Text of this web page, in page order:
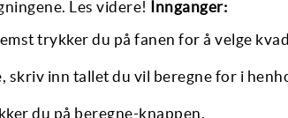
Les videre! Innganger:
trykker du på fanen for å velge
skriv inn tallet du vil beregne for i
du på beregne-knappen.